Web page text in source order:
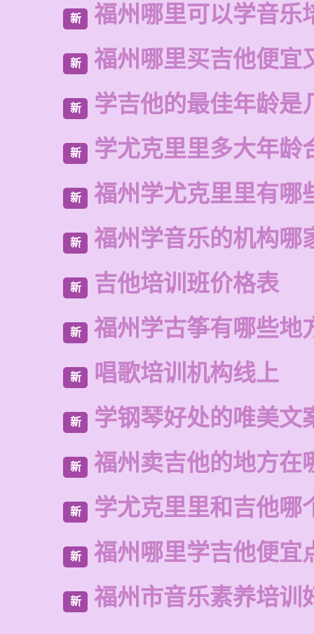
新 福州哪里可以学音乐
新 福州哪里买吉他便宜
新 学吉他的最佳年龄是
新 学尤克里里多大年龄
新 福州学尤克里里有哪
新 福州学音乐的机构哪
新 吉他培训班价格表
新 福州学古筝有哪些地
新 唱歌培训机构线上
新 学钢琴好处的唯美文
新 福州卖吉他的地方在
新 学尤克里里和吉他哪
新 福州哪里学吉他便宜
新 福州市音乐素养培训